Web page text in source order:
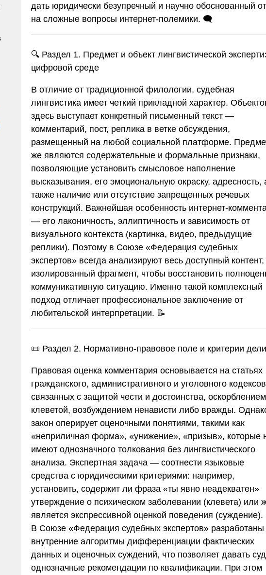
дать юридически безупречный и научно обоснованный
на сложные вопросы интернет-полемики. 🗨️
🔍 Раздел 1. Предмет и объект лингвистической
цифровой среде
В отличие от традиционной филологии, судебная
лингвистика имеет четкий прикладной характер.
здесь выступает конкретный письменный текст —
комментарий, пост, реплика в ветке обсуждения,
размещенный на любой социальной платформе.
же являются содержательные и формальные признаки,
позволяющие установить смысловое наполнение
высказывания, его эмоциональную окраску, адресность,
также наличие или отсутствие запрещенных речевых
конструкций. Важнейшая особенность интернет-
— его лаконичность, эллиптичность и зависимость от
визуального контекста (картинка, видео, предыдущие
реплики). Поэтому в Союзе «Федерация судебных
экспертов» всегда анализируют весь доступный
изолированный фрагмент, чтобы восстановить
коммуникативную ситуацию. Именно такой комплексный
подход отличает профессиональное заключение от
любительской интерпретации. 📝
📜 Раздел 2. Нормативно-правовое поле и критерии
Правовая оценка комментария основывается на статьях
гражданского, административного и уголовного
связанных с защитой чести и достоинства,
клеветой, возбуждением ненависти либо вражды.
закон оперирует оценочными понятиями, такими как
«неприличная форма», «унижение», «призыв», которые
имеют однозначного толкования без лингвистического
анализа. Экспертная задача — соотнести языковые
средства с юридическими критериями: например,
установить, содержит ли фраза «ты явно неадекватен»
утверждение о психическом заболевании (клевета) или
является экспрессивной оценкой поведения (суждение).
В Союзе «Федерация судебных экспертов» разработаны
внутренние алгоритмы дифференциации фактических
данных и оценочных суждений, что позволяет давать
однозначные рекомендации по квалификации. При этом